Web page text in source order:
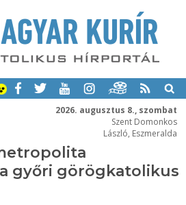
2026. augusztus 8., szombat
Szent Domonkos
László, Eszmeralda
győri görögkatolikus